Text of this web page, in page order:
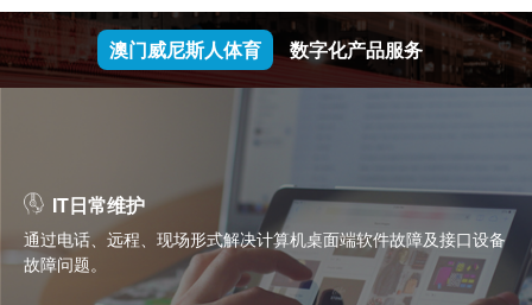
澳门威尼斯人体育 数字化产品服务
IT日常维护
通过电话、远程、现场形式解决计算机桌面端软件故障及接口设备
故障问题。